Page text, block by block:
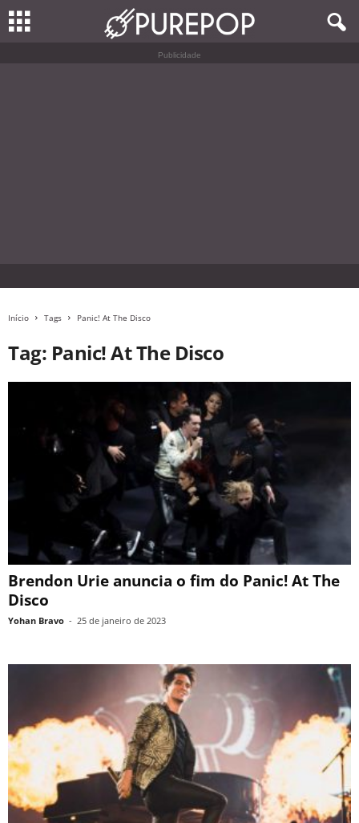
Publicidade
Início Tags Panic! At The Disco
Tag: Panic! At The Disco
Brendon Urie anuncia o fim do Panic! At The
Disco
Yohan Bravo - 25 de janeiro de 2023